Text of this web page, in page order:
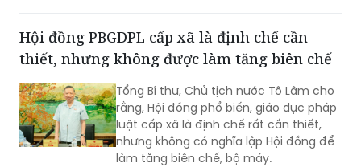
trình Thủ tướng Chính phủ.
Hội đồng PBGDPL cấp xã là định chế cần
thiết, nhưng không được làm tăng biên chế
Tổng Bí thư, Chủ tịch nước Tô Lâm cho
rằng, Hội đồng phổ biến, giáo dục pháp
luật cấp xã là định chế rất cần thiết,
nhưng không có nghĩa lập Hội đồng để
làm tăng biên chế, bộ máy.